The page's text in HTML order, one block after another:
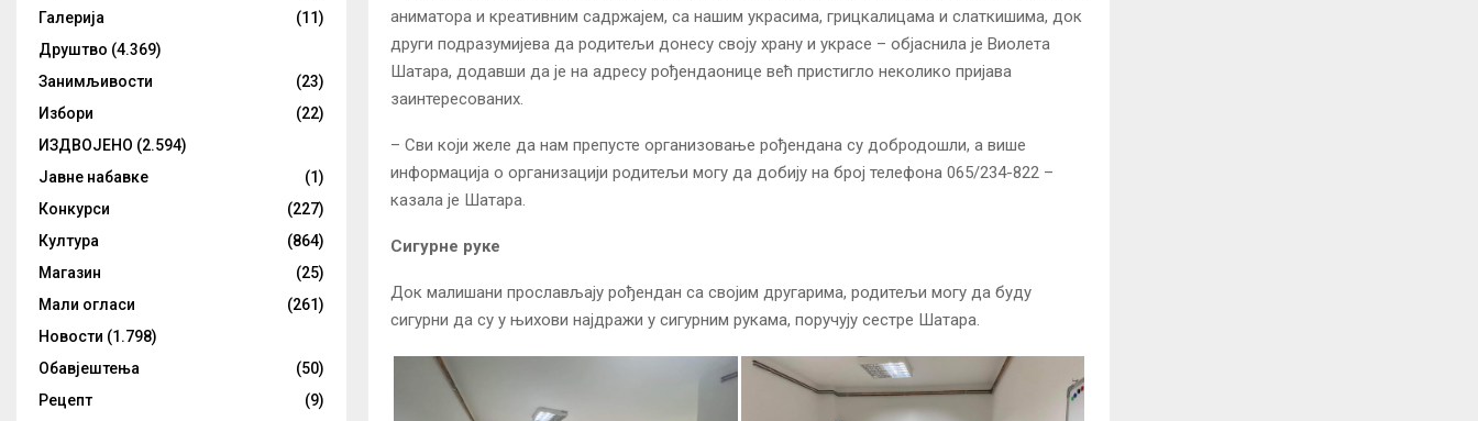
аниматора и креативним садржајем, са нашим украсима, грицкалицама и слаткишима, док
други подразумијева да родитељи донесу своју храну и украсе – објаснила је Виолета
Шатара, додавши да је на адресу рођендаонице већ пристигло неколико пријава
заинтересованих.
– Сви који желе да нам препусте организовање рођендана су добродошли, a више
информација о организацији родитељи могу да добију на број телефона 065/234-822 –
казала је Шатара.
Сигурне руке
Док малишани прослављају рођендан са својим другарима, родитељи могу да буду
сигурни да су у њихови најдражи у сигурним рукама, поручују сестре Шатара.
Галерија
(11)
Друштво (4.369)
Занимљивости
(23)
Избори
(22)
ИЗДВОЈЕНО (2.594)
Јавне набавке
(1)
Конкурси
(227)
Култура
(864)
Магазин
(25)
Мали огласи
(261)
Новости (1.798)
Обавјештења
(50)
Рецепт
(9)